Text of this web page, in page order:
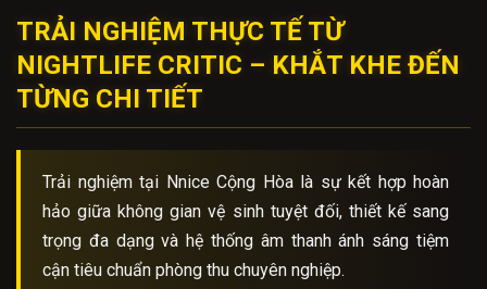
TRẢI NGHIỆM THỰC TẾ TỪ
NIGHTLIFE CRITIC – KHẮT KHE ĐẾN
TỪNG CHI TIẾT
Trải nghiệm tại Nnice Cộng Hòa là sự kết hợp hoàn
hảo giữa không gian vệ sinh tuyệt đối, thiết kế sang
trọng đa dạng và hệ thống âm thanh ánh sáng tiệm
cận tiêu chuẩn phòng thu chuyên nghiệp.